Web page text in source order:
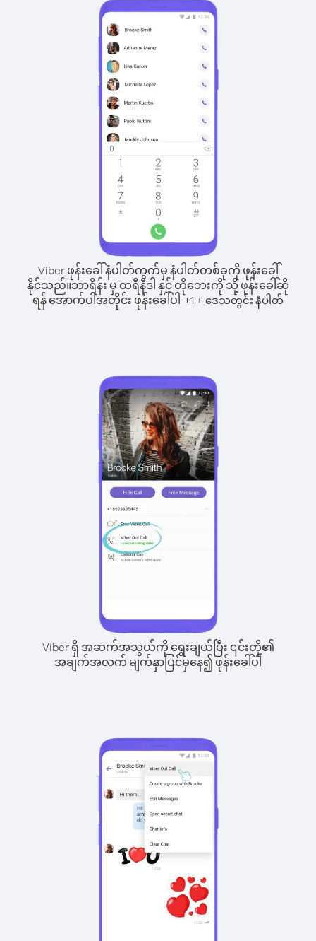
Viber ဖုန်းခေါ်နံပါတ်ကွက်မှ နံပါတ်တစ်ခုကို ဖုန်းခေါ်
နိုင်သည်။ဘာရိန်း မှ ထရီနီဒါ နှင့် တိုဘေးကို သို့ ဖုန်းခေါ်ဆို
ရန် အောက်ပါအတိုင်း ဖုန်းခေါ်ပါ-+1 + ဒေသတွင်း နံပါတ်
Viber ရှိ အဆက်အသွယ်ကို ရွေးချယ်ပြီး ၎င်းတို့၏
အချက်အလက် မျက်နှာပြင်မှနေ၍ ဖုန်းခေါ်ပါ